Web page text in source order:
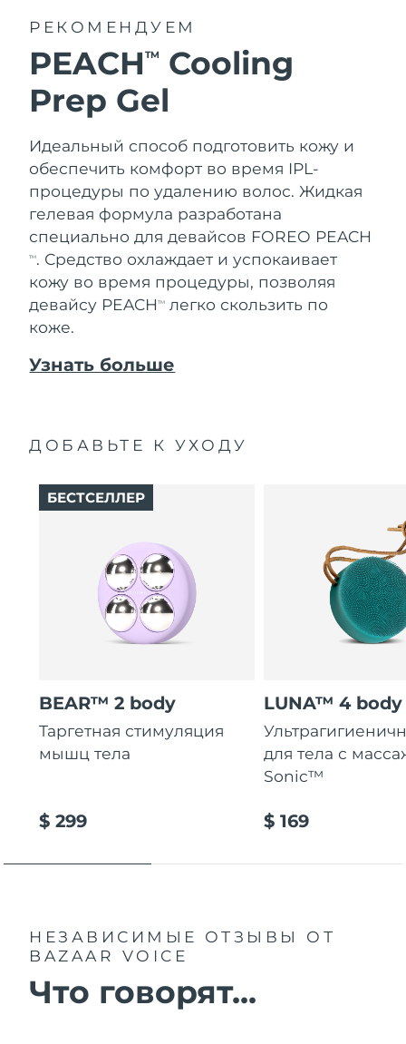
РЕКОМЕНДУЕМ
PEACHTM
Cooling
Prep Gel
Идеальный способ подготовить кожу и
обеспечить комфорт во время IPL-
процедуры по удалению волос. Жидкая
гелевая формула разработана
специально для девайсов FOREO PEACH
TM. Средство охлаждает и успокаивает
кожу во время процедуры, позволяя
девайсу PEACHTM
легко скользить по
коже.
Узнать больше
ДОБАВЬТЕ К УХОДУ
BEAR™ 2 body
Таргетная стимуляция
мышц тела
$ 299
БЕСТСЕЛЛЕР
LUNA™ 4 body
для тела с
Sonic™
$ 169
НЕЗАВИСИМЫЕ ОТЗЫВЫ
ОТ
BAZAAR VOICE
Что говорят...